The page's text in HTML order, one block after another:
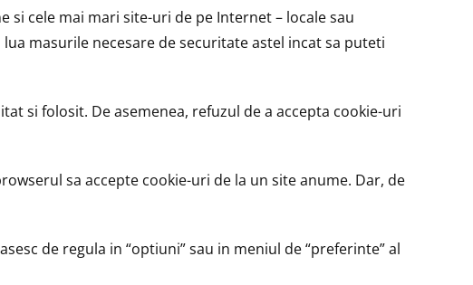
cele mai mari site-uri de pe Internet – locale sau
masurile necesare de securitate astel incat sa puteti
si folosit. De asemenea, refuzul de a accepta cookie-uri
sa accepte cookie-uri de la un site anume. Dar, de
de regula in “optiuni” sau in meniul de “preferinte” al